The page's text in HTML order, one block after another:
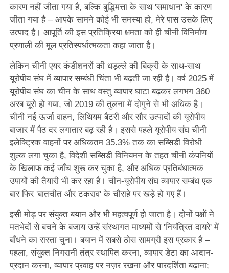
कारण नहीं जीता गया है, बल्कि बुद्धिमत्ता के साथ 'समाधान' के कारण
जीता गया है – आपके सामने कोई भी समस्या हो, मेरे पास उसके लिए
उत्पाद है। आपूर्ति की इस प्रतिक्रिया क्षमता को ही चीनी विनिर्माण
प्रणाली की मूल प्रतिस्पर्धात्मकता कहा जाता है।
लेकिन चीनी एयर कंडीशनरों की धड़ल्ले की बिक्री के साथ-साथ
यूरोपीय संघ में व्यापार सम्बंधी चिंता भी बढ़ती जा रही है। वर्ष 2025 में
यूरोपीय संघ का चीन के साथ वस्तु व्यापार घाटा बढ़कर लगभग 360
अरब यूरो हो गया, जो 2019 की तुलना में दोगुने से भी अधिक है।
चीनी नई ऊर्जा वाहन, लिथियम बैटरी और सौर उत्पादों की यूरोपीय
बाजार में पैठ दर लगातार बढ़ रही है। इससे पहले यूरोपीय संघ चीनी
इलेक्ट्रिक वाहनों पर अधिकतम 35.3% तक का सब्सिडी विरोधी
शुल्क लगा चुका है, विदेशी सब्सिडी विनियमन के तहत चीनी कंपनियों
के खिलाफ कई जाँच शुरू कर चुका है, और अधिक प्रतिबंधात्मक
उपायों की तैयारी भी कर रहा है। चीन-यूरोपीय संघ व्यापार सम्बंध एक
बार फिर 'बातचीत और टकराव' के चौराहे पर खड़े हो गए हैं।
इसी मोड़ पर संयुक्त बयान और भी महत्वपूर्ण हो जाता है। दोनों पक्षों ने
मतभेदों से बचने के बजाय उन्हें संस्थागत माध्यमों से 'नियंत्रित दायरे' में
बाँधने का रास्ता चुना। बयान में सबसे ठोस सामग्री इस प्रकार है –
पहला, संयुक्त निगरानी तंत्र स्थापित करना, व्यापार डेटा का आदान-
प्रदान करना, व्यापार प्रवाह पर नज़र रखना और पारदर्शिता बढ़ाना;